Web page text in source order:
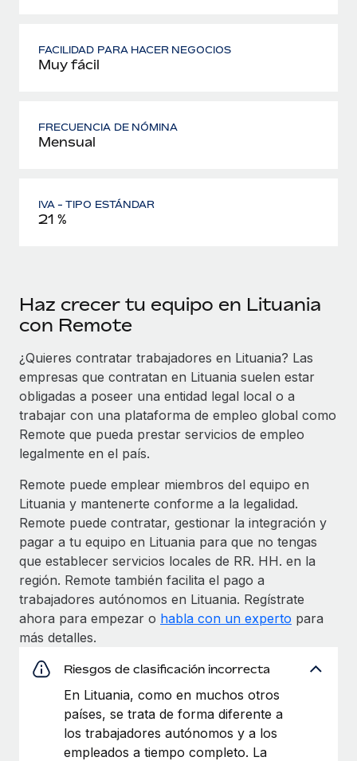
FACILIDAD PARA HACER NEGOCIOS
Muy fácil
FRECUENCIA DE NÓMINA
Mensual
IVA - TIPO ESTÁNDAR
21 %
Haz crecer tu equipo en Lituania
con Remote
¿Quieres contratar trabajadores en Lituania? Las
empresas que contratan en Lituania suelen estar
obligadas a poseer una entidad legal local o a
trabajar con una plataforma de empleo global como
Remote que pueda prestar servicios de empleo
legalmente en el país.
Remote puede emplear miembros del equipo en
Lituania y mantenerte conforme a la legalidad.
Remote puede contratar, gestionar la integración y
pagar a tu equipo en Lituania para que no tengas
que establecer servicios locales de RR. HH. en la
región. Remote también facilita el pago a
trabajadores autónomos en Lituania. Regístrate
ahora para empezar o habla con un experto para
más detalles.
Riesgos de clasificación incorrecta
En Lituania, como en muchos otros
países, se trata de forma diferente a
los trabajadores autónomos y a los
empleados a tiempo completo. La